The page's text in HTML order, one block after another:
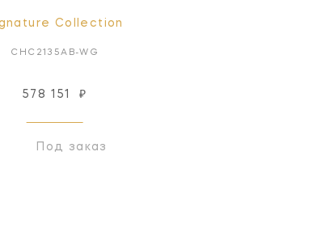
Collection
CHC2135AB-WG
578 151 ₽
Под заказ